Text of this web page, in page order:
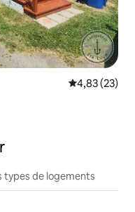
Évaluation
4,83 (23)
types de logements